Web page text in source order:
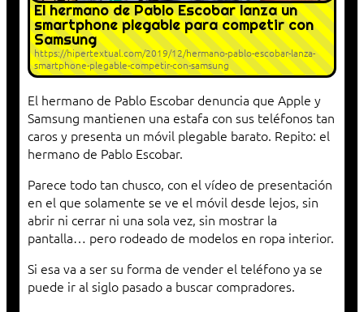
El hermano de Pablo Escobar lanza un
smartphone plegable para competir con
Samsung
https://hipertextual.com/2019/12/hermano-pablo-escobar-lanza-
smartphone-plegable-competir-con-samsung
El hermano de Pablo Escobar denuncia que Apple y
Samsung mantienen una estafa con sus teléfonos tan
caros y presenta un móvil plegable barato. Repito: el
hermano de Pablo Escobar.
Parece todo tan chusco, con el vídeo de presentación
en el que solamente se ve el móvil desde lejos, sin
abrir ni cerrar ni una sola vez, sin mostrar la
pantalla… pero rodeado de modelos en ropa interior.
Si esa va a ser su forma de vender el teléfono ya se
puede ir al siglo pasado a buscar compradores.